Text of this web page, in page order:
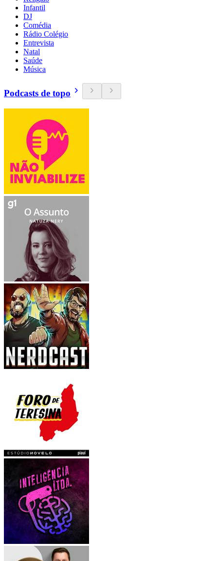
Infantil
DJ
Comédia
Rádio Colégio
Entrevista
Natal
Saúde
Música
Podcasts de topo